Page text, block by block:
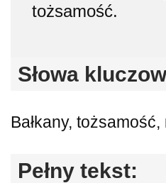
tożsamość.
Słowa
Bałkany,
Pełny tekst: